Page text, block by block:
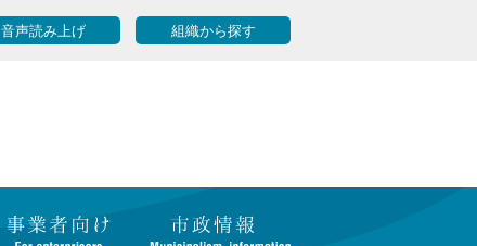
音声読み上げ 組織から探す